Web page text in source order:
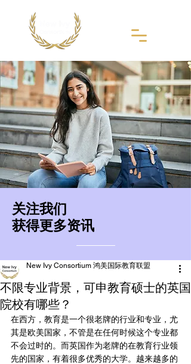
​关注我们
获得更多资讯
不限专业背景，可申教育硕士的英国
院校有哪些？
New Ivy Consortium 鸿美国际教育联盟
在西方，教育是一个很老牌的行业和专业，尤
其是欧美国家，不管是在任何时候这个专业都
不会过时的。而英国作为老牌的在教育行业领
先的国家，有着很多优秀的大学。越来越多的